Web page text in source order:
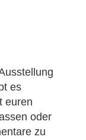
es
euren
oder
zu